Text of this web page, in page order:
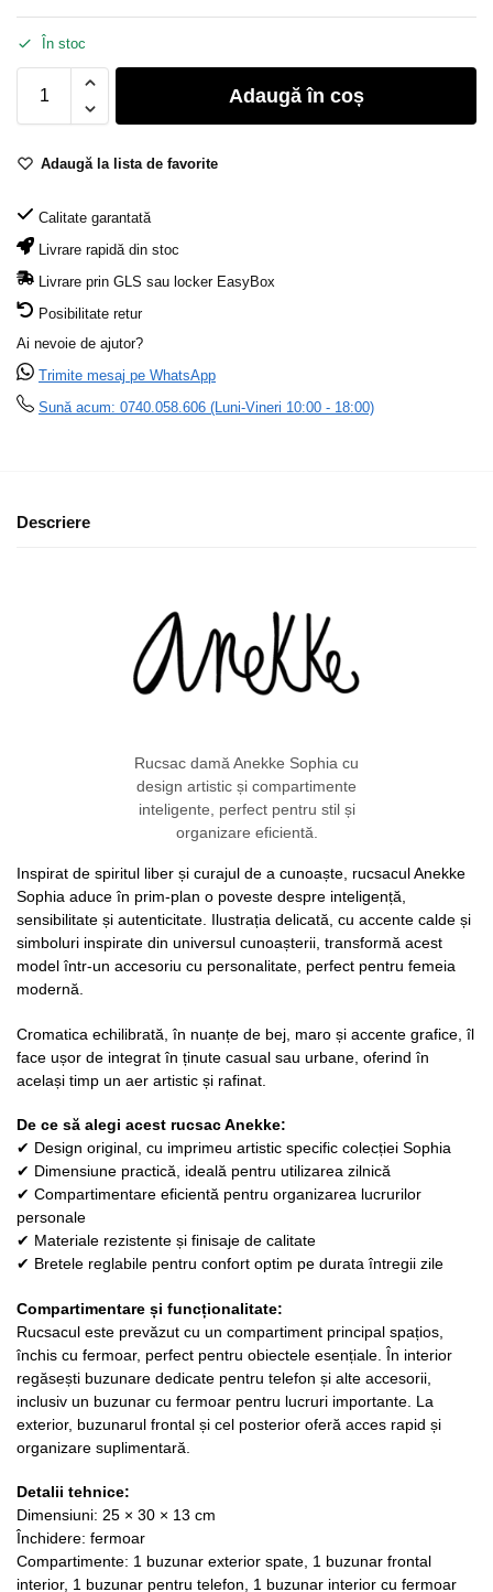
În stoc
Adaugă în coș
Adaugă la lista de favorite
Calitate garantată
Livrare rapidă din stoc
Livrare prin GLS sau locker EasyBox
Posibilitate retur
Ai nevoie de ajutor?
Trimite mesaj pe WhatsApp
Sună acum: 0740.058.606 (Luni-Vineri 10:00 - 18:00)
Descriere
Rucsac damă Anekke Sophia cu
design artistic și compartimente
inteligente, perfect pentru stil și
organizare eficientă.
Inspirat de spiritul liber și curajul de a cunoaște, rucsacul Anekke
Sophia aduce în prim-plan o poveste despre inteligență,
sensibilitate și autenticitate. Ilustrația delicată, cu accente calde și
simboluri inspirate din universul cunoașterii, transformă acest
model într-un accesoriu cu personalitate, perfect pentru femeia
modernă.
Cromatica echilibrată, în nuanțe de bej, maro și accente grafice, îl
face ușor de integrat în ținute casual sau urbane, oferind în
același timp un aer artistic și rafinat.
De ce să alegi acest rucsac Anekke:
✔ Design original, cu imprimeu artistic specific colecției Sophia
✔ Dimensiune practică, ideală pentru utilizarea zilnică
✔ Compartimentare eficientă pentru organizarea lucrurilor
personale
✔ Materiale rezistente și finisaje de calitate
✔ Bretele reglabile pentru confort optim pe durata întregii zile
Compartimentare și funcționalitate:
Rucsacul este prevăzut cu un compartiment principal spațios,
închis cu fermoar, perfect pentru obiectele esențiale. În interior
regăsești buzunare dedicate pentru telefon și alte accesorii,
inclusiv un buzunar cu fermoar pentru lucruri importante. La
exterior, buzunarul frontal și cel posterior oferă acces rapid și
organizare suplimentară.
Detalii tehnice:
Dimensiuni: 25 × 30 × 13 cm
Închidere: fermoar
Compartimente: 1 buzunar exterior spate, 1 buzunar frontal
interior, 1 buzunar pentru telefon, 1 buzunar interior cu fermoar